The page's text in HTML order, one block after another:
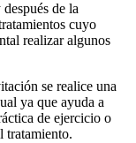
de la
cuyo
realizar algunos
se realice una
ya que ayuda a
de ejercicio o
tratamiento.